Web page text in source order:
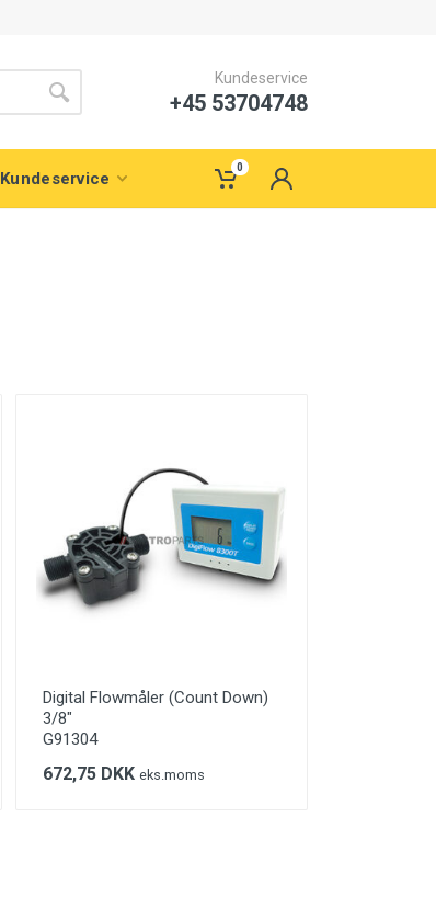
Kundeservice
+45 53704748
Kundeservice
0
Digital Flowmåler (Count Down)
3/8″
G91304
672,75 DKK eks.moms